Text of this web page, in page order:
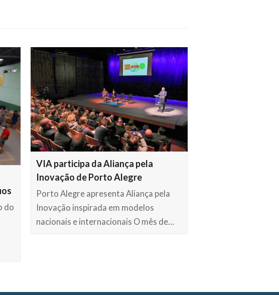
do
VIA participa da Aliança pela
Inovação de Porto Alegre
Porto Alegre apresenta Aliança pela
Inovação inspirada em modelos
nacionais e internacionais O mês de…